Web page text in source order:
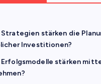
Strategien stärken die
Investitionen?
Erfolgsmodelle stärken